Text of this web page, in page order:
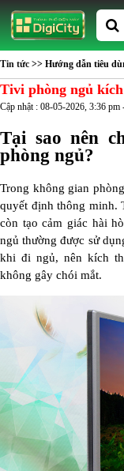
Tin tức >> Hướng dẫn tiêu
Tivi phòng ngủ
Cập nhật : 08-05-2026, 3:36
Tại sao nên
phòng ngủ?
Trong không gian
quyết định thông minh.
còn tạo cảm giác hài
ngủ thường được sử
khi đi ngủ, nên kích
không gây chói mắt.